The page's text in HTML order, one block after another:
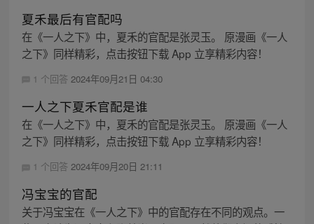
夏禾最后有官配吗
在《一人之下》中，夏禾的官配是张灵玉。 原漫画《一人
之下》同样精彩，点击按钮下载 App 立享精彩内容！
1 个回答 2024年09月21日 04:30
一人之下夏禾官配是谁
在《一人之下》中，夏禾的官配是张灵玉。 原漫画《一人
之下》同样精彩，点击按钮下载 App 立享精彩内容！
1 个回答 2024年09月20日 21:11
冯宝宝的官配
关于冯宝宝在《一人之下》中的官配存在不同的观点。一